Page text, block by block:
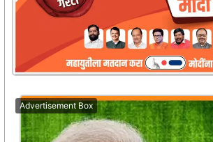
Advertisement Box